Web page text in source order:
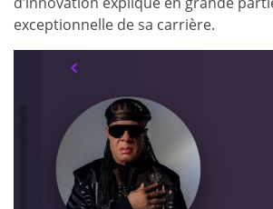
exceptionnelle de sa carrière.